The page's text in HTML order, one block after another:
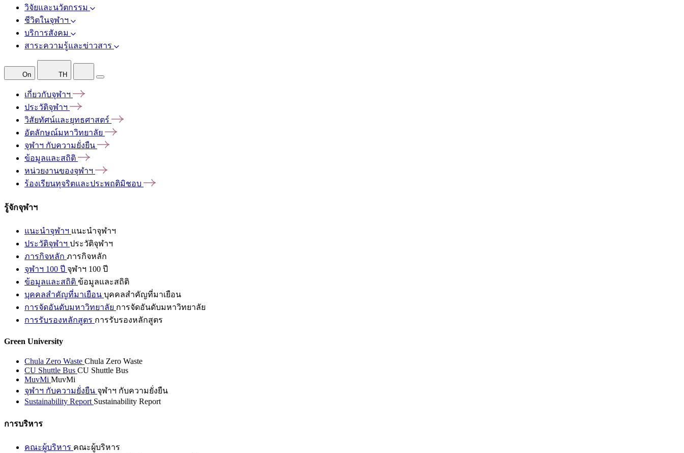
วิจัยและนวัตกรรม
ชีวิตในจุฬาฯ
บริการสังคม
สาระความรู้และข่าวสาร
On TH
เกี่ยวกับจุฬาฯ
ประวัติจุฬาฯ
วิสัยทัศน์และยุทธศาสตร์
อัตลักษณ์มหาวิทยาลัย
จุฬาฯ กับความยั่งยืน
ข้อมูลและสถิติ
หน่วยงานของจุฬาฯ
ร้องเรียนทุจริตและประพฤติมิชอบ
รู้จักจุฬาฯ
แนะนำจุฬาฯ แนะนำจุฬาฯ
ประวัติจุฬาฯ ประวัติจุฬาฯ
ภารกิจหลัก ภารกิจหลัก
จุฬาฯ 100 ปี จุฬาฯ 100 ปี
ข้อมูลและสถิติ ข้อมูลและสถิติ
บุคคลสำคัญที่มาเยือน บุคคลสำคัญที่มาเยือน
การจัดอันดับมหาวิทยาลัย การจัดอันดับมหาวิทยาลัย
การรับรองหลักสูตร การรับรองหลักสูตร
Green University
Chula Zero Waste Chula Zero Waste
CU Shuttle Bus CU Shuttle Bus
MuvMi MuvMi
จุฬาฯ กับความยั่งยืน จุฬาฯ กับความยั่งยืน
Sustainability Report Sustainability Report
การบริหาร
คณะผู้บริหาร คณะผู้บริหาร